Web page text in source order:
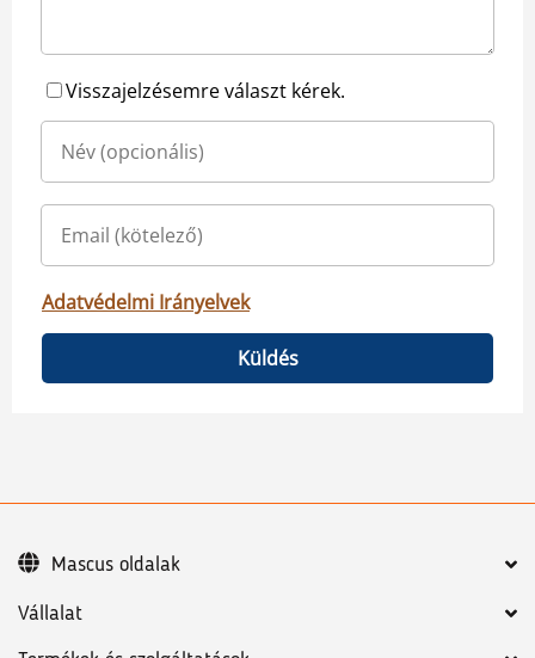
Visszajelzésemre választ kérek.
Adatvédelmi Irányelvek
Küldés
Vállalat
Mascus oldalak